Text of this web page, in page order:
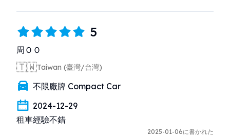
5
周ＯＯ
🇹🇼Taiwan (臺灣/台灣)
不限廠牌 Compact Car
2024-12-29
租車經驗不錯
2025-01-06に書かれた